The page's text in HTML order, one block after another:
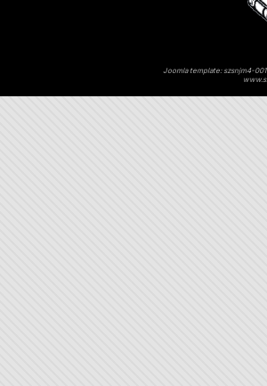
Joomla template: szsnjm4-